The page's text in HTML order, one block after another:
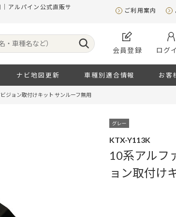
アルパイン公式直販サ
ご利用案内
会員登録 ログ
ナビ地図更新 車種別適合情報 お客
ジョン取付けキット サンルーフ無用
KTX-Y113K
10系アルフ
ョン取付け